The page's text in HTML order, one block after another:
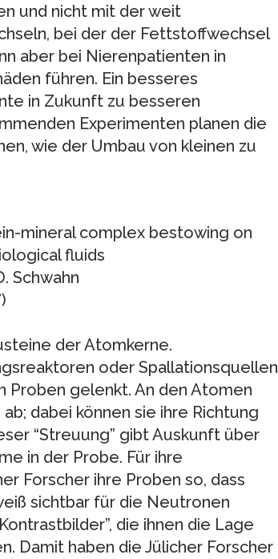
und nicht mit der weit
bei der der Fettstoffwechsel
aber bei Nierenpatienten in
führen. Ein besseres
in Zukunft zu besseren
Experimenten planen die
wie der Umbau von kleinen zu
mineral complex bestowing on
fluids
Schwahn
der Atomkerne.
oder Spallationsquellen
Proben gelenkt. An den Atomen
dabei können sie ihre Richtung
“Streuung” gibt Auskunft über
in der Probe. Für ihre
Forscher ihre Proben so, dass
sichtbar für die Neutronen
die ihnen die Lage
Damit haben die Jülicher Forscher